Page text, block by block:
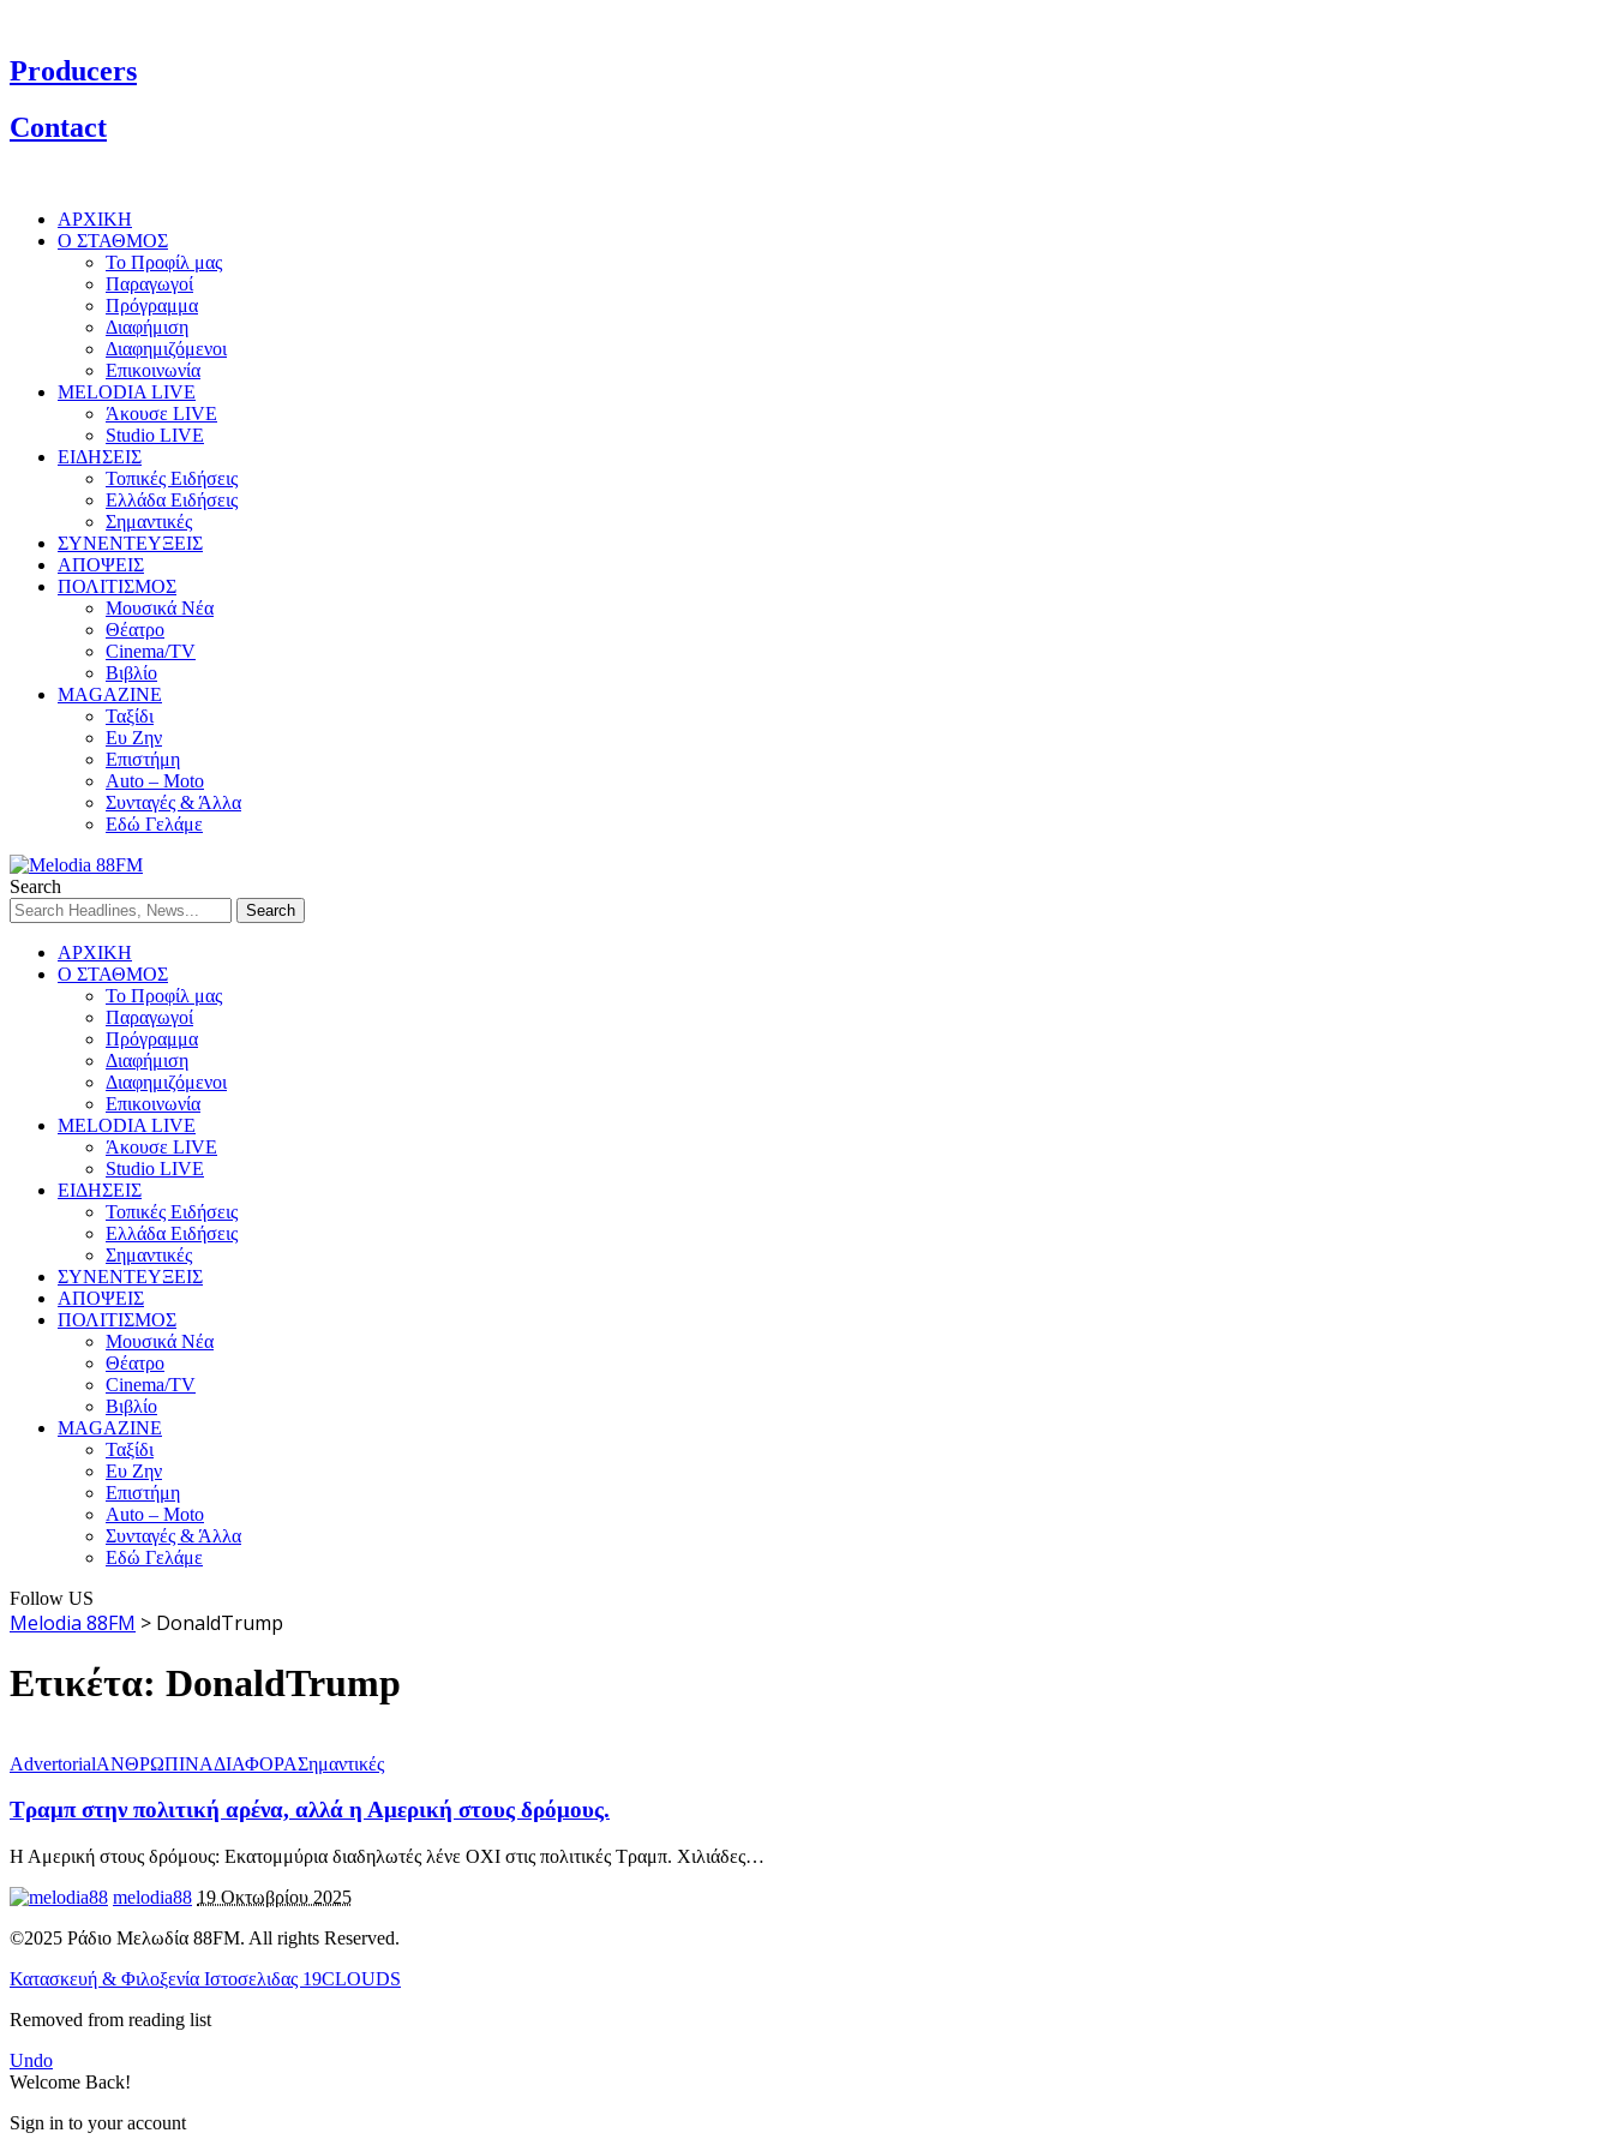
Producers
Contact
ΑΡΧΙΚΗ
Ο ΣΤΑΘΜΟΣ
Το Προφίλ μας
Παραγωγοί
Πρόγραμμα
Διαφήμιση
Διαφημιζόμενοι
Επικοινωνία
MELODIA LIVE
Άκουσε LIVE
Studio LIVE
ΕΙΔΗΣΕΙΣ
Τοπικές Ειδήσεις
Ελλάδα Ειδήσεις
Σημαντικές
ΣΥΝΕΝΤΕΥΞΕΙΣ
ΑΠΟΨΕΙΣ
ΠΟΛΙΤΙΣΜΟΣ
Μουσικά Νέα
Θέατρο
Cinema/TV
Βιβλίο
MAGAZINE
Ταξίδι
Ευ Ζην
Επιστήμη
Auto – Moto
Συνταγές & Άλλα
Εδώ Γελάμε
Search
ΑΡΧΙΚΗ
Ο ΣΤΑΘΜΟΣ
Το Προφίλ μας
Παραγωγοί
Πρόγραμμα
Διαφήμιση
Διαφημιζόμενοι
Επικοινωνία
MELODIA LIVE
Άκουσε LIVE
Studio LIVE
ΕΙΔΗΣΕΙΣ
Τοπικές Ειδήσεις
Ελλάδα Ειδήσεις
Σημαντικές
ΣΥΝΕΝΤΕΥΞΕΙΣ
ΑΠΟΨΕΙΣ
ΠΟΛΙΤΙΣΜΟΣ
Μουσικά Νέα
Θέατρο
Cinema/TV
Βιβλίο
MAGAZINE
Ταξίδι
Ευ Ζην
Επιστήμη
Auto – Moto
Συνταγές & Άλλα
Εδώ Γελάμε
Follow US
Melodia 88FM > DonaldTrump
Ετικέτα: DonaldTrump
AdvertorialΑΝΘΡΩΠΙΝΑΔΙΑΦΟΡΑΣημαντικές
Τραμπ στην πολιτική αρένα, αλλά η Αμερική στους δρόμους.
Η Αμερική στους δρόμους: Εκατομμύρια διαδηλωτές λένε ΟΧΙ στις πολιτικές Τραμπ. Χιλιάδες…
melodia88 19 Οκτωβρίου 2025
©2025 Ράδιο Μελωδία 88FM. All rights Reserved.
Κατασκευή & Φιλοξενία Ιστοσελιδας 19CLOUDS
Removed from reading list
Undo
Welcome Back!
Sign in to your account